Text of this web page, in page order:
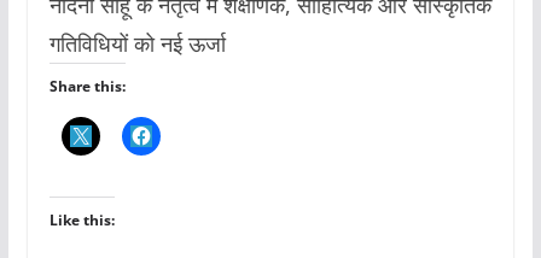
गतिविधियों को नई ऊर्जा
Share this:
Like this: